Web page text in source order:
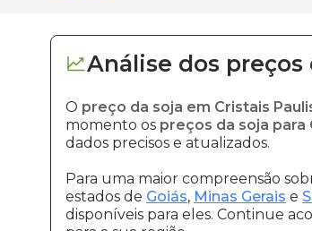
Análise dos preços
O preço da soja em Cristais
momento os preços da soja para
dados precisos e atualizados.
Para uma maior compreensão
estados de Goiás, Minas Gerais e
disponíveis para eles. Continue